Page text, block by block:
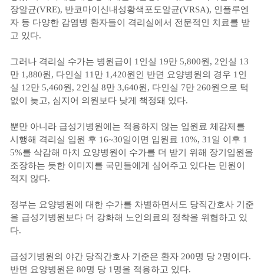
장알균(VRE), 반코마이신내성황색포도알균(VRSA), 인플루엔
자 등 다양한 감염병 환자들이 격리실에서 전문적인 치료를 받
고 있다.
그러나 격리실 수가는 병원급이 1인실 19만 5,800원, 2인실 13
만 1,880원, 다인실 11만 1,420원인 반면 요양병원의 경우 1인
실 12만 5,460원, 2인실 8만 3,640원, 다인실 7만 260원으로 턱
없이 늦고, 심지어 의원보다 낮게 책정돼 있다.
뿐만 아니라 급성기병원에는 적용하지 않는 입원료 체감제를
시행해 격리실 입원 후 16~30일이면 입원료 10%, 31일 이후 1
5%를 삭감해 마치 요양병원이 수가를 더 받기 위해 장기입원을
조장하는 듯한 이미지를 국민들에게 심어주고 있다는 민원이
적지 않다.
정부는 요양병원에 대한 수가를 차별하면서도 당직간호사 기준
을 급성기병원보다 더 강화해 노인의료의 정착을 위협하고 있
다.
급성기병원의 야간 당직간호사 기준은 환자 200명 당 2명이다.
반면 요양병원은 80명 당 1명을 적용하고 있다.